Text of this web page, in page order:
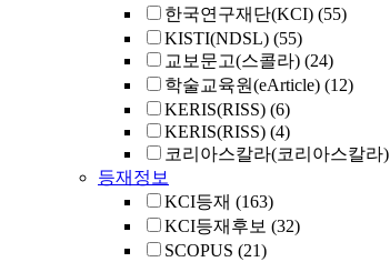
한국연구재단(KCI) (55)
KISTI(NDSL) (55)
교보문고(스콜라) (24)
학술교육원(eArticle) (12)
KERIS(RISS) (6)
KERIS(RISS) (4)
코리아스칼라(코리아스칼라)
등재정보
KCI등재 (163)
KCI등재후보 (32)
SCOPUS (21)